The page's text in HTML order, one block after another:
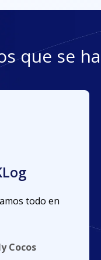
que se
los
entonces